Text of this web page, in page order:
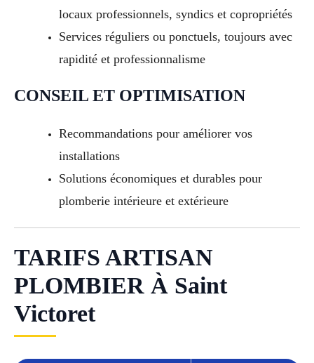
locaux professionnels, syndics et copropriétés
Services réguliers ou ponctuels, toujours avec
rapidité et professionnalisme
CONSEIL ET OPTIMISATION
Recommandations pour améliorer vos
installations
Solutions économiques et durables pour
plomberie intérieure et extérieure
TARIFS ARTISAN
PLOMBIER À Saint
Victoret